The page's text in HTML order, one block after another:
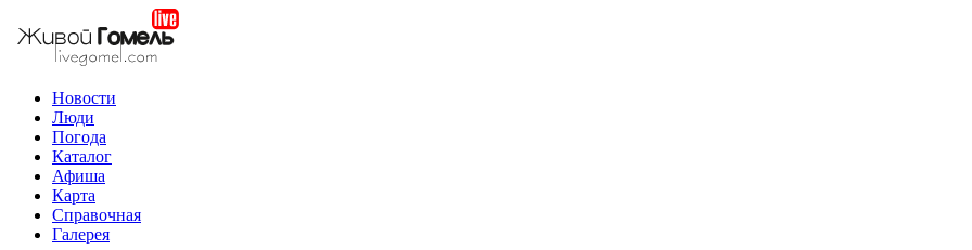
Новости
Люди
Погода
Каталог
Афиша
Карта
Справочная
Галерея